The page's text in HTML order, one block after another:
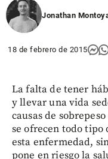
Jonathan
18 de febrero de 2015
La falta de tener
y llevar una vida
causas de
se ofrecen todo
esta enfermedad,
pone en riesgo la